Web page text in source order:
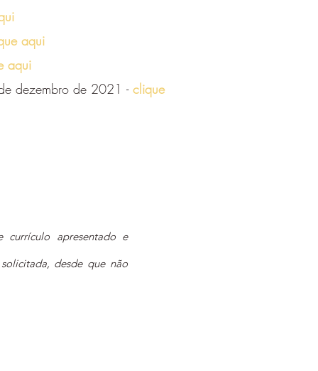
aqui
aqui
dezembro de 2021 -clique
apresentado e
desde que não